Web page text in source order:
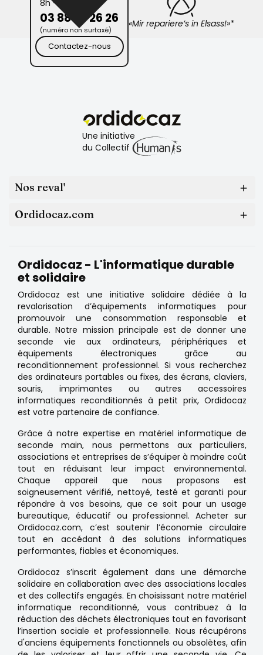
8h - 19h
03 88 26 26 26
(numéro non surtaxé)
Contactez-nous
«Mir repariere’s in Elsass!»*
Une initiative
du Collectif
Nos reval' 
Ordidocaz.com 
Ordidocaz - L'informatique durable
et solidaire
Ordidocaz est une initiative solidaire dédiée à la
revalorisation d’équipements informatiques pour
promouvoir une consommation responsable et
durable. Notre mission principale est de donner une
seconde vie aux ordinateurs, périphériques et
équipements électroniques grâce au
reconditionnement professionnel. Si vous recherchez
des ordinateurs portables ou fixes, des écrans, claviers,
souris, imprimantes ou autres accessoires
informatiques reconditionnés à petit prix, Ordidocaz
est votre partenaire de confiance.
Grâce à notre expertise en matériel informatique de
seconde main, nous permettons aux particuliers,
associations et entreprises de s’équiper à moindre coût
tout en réduisant leur impact environnemental.
Chaque appareil que nous proposons est
soigneusement vérifié, nettoyé, testé et garanti pour
répondre à vos besoins, que ce soit pour un usage
bureautique, éducatif ou professionnel. Acheter sur
Ordidocaz.com, c’est soutenir l’économie circulaire
tout en accédant à des solutions informatiques
performantes, fiables et économiques.
Ordidocaz s’inscrit également dans une démarche
solidaire en collaboration avec des associations locales
et des collectifs engagés. En choisissant notre matériel
informatique reconditionné, vous contribuez à la
réduction des déchets électroniques tout en favorisant
l’insertion sociale et professionnelle. Nous récupérons
d'anciens équipements fonctionnels ou obsolètes, afin